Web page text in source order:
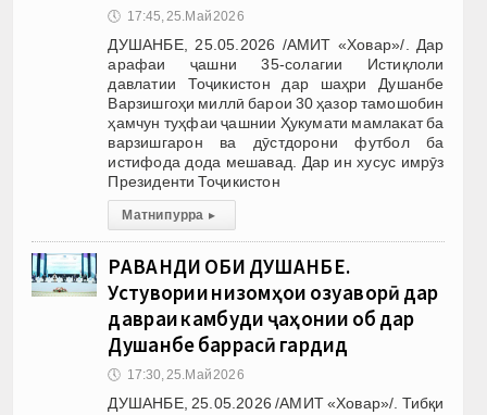
🕔 17:45, 25.Май 2026
ДУШАНБЕ, 25.05.2026 /АМИТ «Ховар»/. Дар
арафаи ҷашни 35-солагии Истиқлоли
давлатии Тоҷикистон дар шаҳри Душанбе
Варзишгоҳи миллӣ барои 30 ҳазор тамошобин
ҳамчун туҳфаи ҷашнии Ҳукумати мамлакат ба
варзишгарон ва дӯстдорони футбол ба
истифода дода мешавад. Дар ин хусус имрӯз
Президенти Тоҷикистон
Матни пурра ▸
РАВАНДИ ОБИ ДУШАНБЕ.
Устувории низомҳои озуқаворӣ дар
давраи камбуди ҷаҳонии об дар
Душанбе баррасӣ гардид
🕔 17:30, 25.Май 2026
ДУШАНБЕ, 25.05.2026 /АМИТ «Ховар»/. Тибқи